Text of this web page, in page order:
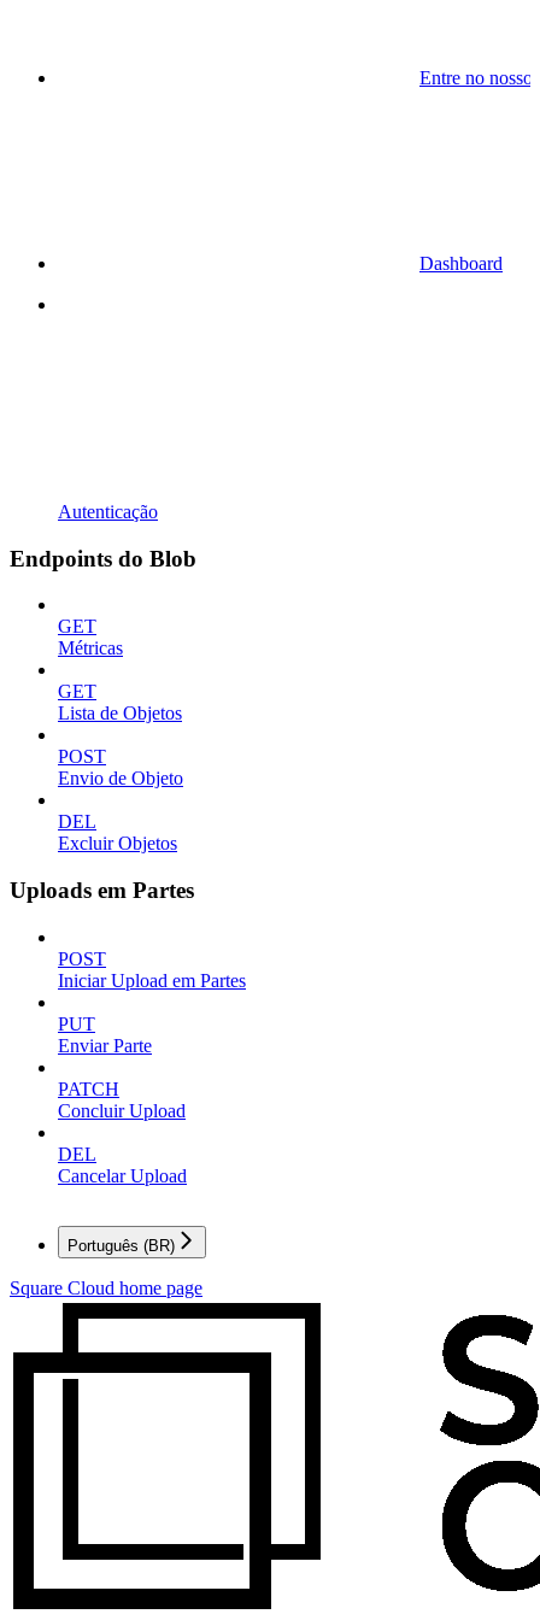
Entre no nosso
Dashboard
Autenticação
Endpoints do Blob
GET
Métricas
GET
Lista de Objetos
POST
Envio de Objeto
DEL
Excluir Objetos
Uploads em Partes
POST
Iniciar Upload em Partes
PUT
Enviar Parte
PATCH
Concluir Upload
DEL
Cancelar Upload
Português (BR)
Square Cloud home page